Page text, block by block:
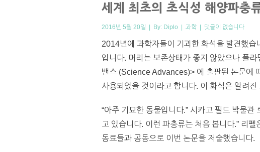
세계 최초의 초식성 해양파충
2016년 5월 20일 | By: Diplo | 과학 | 댓글이 없습니다
2014년에 과학자들이 기괴한 화석을 발견했
입니다. 머리는 보존상태가 좋지 않았으나 플
밴스 (Science Advances)> 에 출판된 논문에
사용되었을 것이라고 합니다. 이 화석은 알려
“아주 기묘한 동물입니다.” 시카고 필드 박물
고 있습니다. 이런 파충류는 처음 봅니다.” 리
동료들과 공동으로 이번 논문을 저술했습니다.